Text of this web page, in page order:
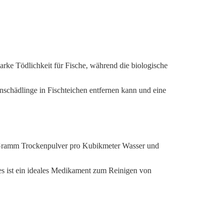
Tödlichkeit für Fische, während die biologische
in Fischteichen entfernen kann und eine
Trockenpulver pro Kubikmeter Wasser und
ist ein ideales Medikament zum Reinigen von